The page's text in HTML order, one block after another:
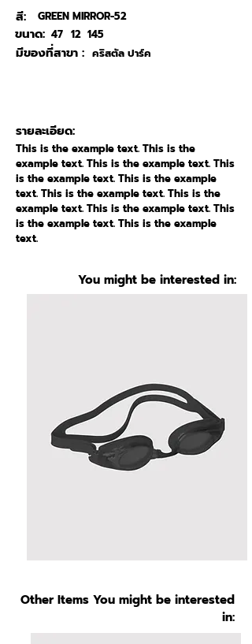
สี:
GREEN MIRROR-52
47
ขนาด: 12 145
คริสตัล ปาร์ค
มีของที่สาขา :
รายละเอียด:
This is the example text. This is the
example text. This is the example text. This
is the example text. This is the example
text. This is the example text. This is the
example text. This is the example text. This
is the example text. This is the example
text.
You might be interested in:
Other Items You might be interested
in: